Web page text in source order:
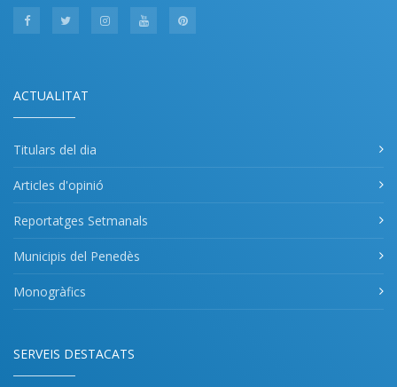
ACTUALITAT
Titulars del dia
Articles d'opinió
Reportatges Setmanals
Municipis del Penedès
Monogràfics
SERVEIS DESTACATS